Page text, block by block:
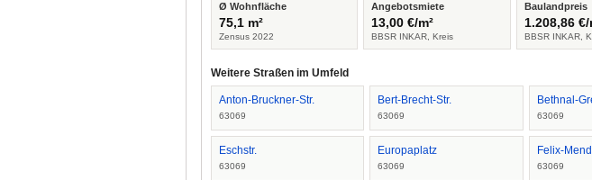
Ø Wohnfläche
75,1 m²
Zensus 2022
Angebotsmiete
13,00 €/m²
BBSR INKAR, Kreis
Baulandpreis
1.208,86 €/
BBSR INKAR,
Weitere Straßen im Umfeld
Anton-Bruckner-Str.
63069
Bert-Brecht-Str.
63069
Bethnal-
63069
Eschstr.
63069
Europaplatz
63069
Felix-
63069